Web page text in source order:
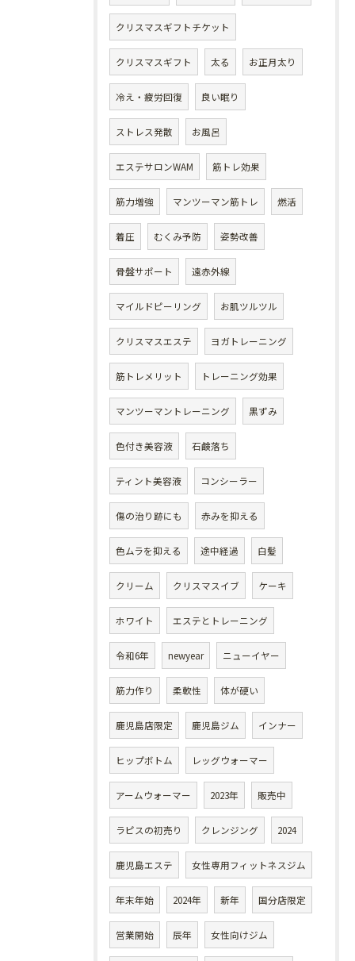
クリスマスギフトチケット
クリスマスギフト 太る お正月太り
冷え・疲労回復 良い眠り
ストレス発散 お風呂
エステサロンWAM 筋トレ効果
筋力増強 マンツーマン筋トレ 燃活
着圧 むくみ予防 姿勢改善
骨盤サポート 遠赤外線
マイルドピーリング お肌ツルツル
クリスマスエステ ヨガトレーニング
筋トレメリット トレーニング効果
マンツーマントレーニング 黒ずみ
色付き美容液 石鹸落ち
ティント美容液 コンシーラー
傷の治り跡にも 赤みを抑える
色ムラを抑える 途中経過 白髪
クリーム クリスマスイブ ケーキ
ホワイト エステとトレーニング
令和6年 newyear ニューイヤー
筋力作り 柔軟性 体が硬い
鹿児島店限定 鹿児島ジム インナー
ヒップボトム レッグウォーマー
アームウォーマー 2023年 販売中
ラピスの初売り クレンジング 2024
鹿児島エステ 女性専用フィットネスジム
年末年始 2024年 新年 国分店限定
営業開始 辰年 女性向けジム